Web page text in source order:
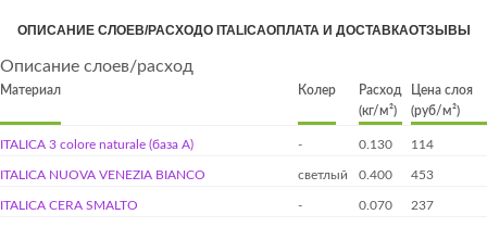
ОПИСАНИЕ СЛОЕВ/РАСХОДО ITALICAОПЛАТА И ДОСТАВКАОТЗЫВЫ
Описание слоев/расход
Материал Колер
Расход
(кг/м²)
Цена слоя
(руб/м²)
ITALICA 3 colore naturale (база А) - 0.130 114
ITALICA NUOVA VENEZIA BIANCO светлый 0.400 453
ITALICA CERA SMALTO - 0.070 237